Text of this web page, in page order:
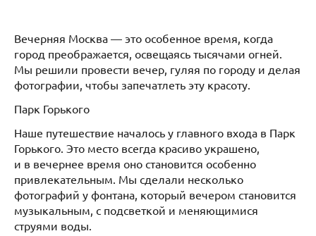
Вечерняя Москва — это особенное время, когда
город преображается, освещаясь тысячами огней.
Мы решили провести вечер, гуляя по городу и делая
фотографии, чтобы запечатлеть эту красоту.
Парк Горького
Наше путешествие началось у главного входа в Парк
Горького. Это место всегда красиво украшено,
и в вечернее время оно становится особенно
привлекательным. Мы сделали несколько
фотографий у фонтана, который вечером становится
музыкальным, с подсветкой и меняющимися
струями воды.